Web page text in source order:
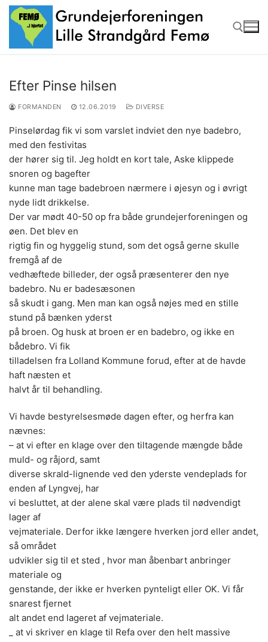
Spring
indhold
Efter Pinse hilsen
FORMANDEN 12.06.2019 DIVERSE
Pinselørdag fik vi som varslet indviet den nye badebro,
med den festivitas
der hører sig til. Jeg holdt en kort tale, Aske klippede
snoren og bagefter
kunne man tage badebroen nærmere i øjesyn og i øvrigt
nyde lidt drikkelse.
Der var mødt 40-50 op fra både grundejerforeningen og
øen. Det blev en
rigtig fin og hyggelig stund, som det også gerne skulle
fremgå af de
vedhæftede billeder, der også præsenterer den nye
badebro. Nu er badesæsonen
så skudt i gang. Men man kan også nøjes med en stille
stund på bænken yderst
på broen. Og husk at broen er en badebro, og ikke en
bådebro. Vi fik
tilladelsen fra Lolland Kommune forud, efter at de havde
haft næsten et
halvt år til behandling.
Vi havde bestyrelsesmøde dagen efter, og herfra kan
nævnes:
– at vi efter en klage over den tiltagende mængde både
muld- og råjord, samt
diverse skrald-lignende ved den yderste vendeplads for
enden af Lyngvej, har
vi besluttet, at der alene skal være plads til nødvendigt
lager af
vejmateriale. Derfor ikke længere hverken jord eller andet,
så området
udvikler sig til et sted , hvor man åbenbart anbringer
materiale og
genstande, der ikke er hverken pynteligt eller OK. Vi får
snarest fjernet
alt andet end lageret af vejmateriale.
_ at vi skriver en klage til Refa over den helt massive